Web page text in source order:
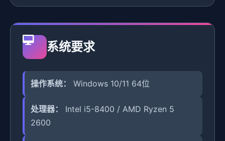
系统要求
操作系统： Windows 10/11 64位
处理器：
Intel i5-8400 / AMD Ryzen 5
2600